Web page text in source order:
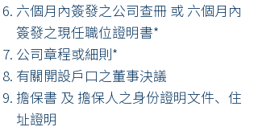
六個月內簽發之公司查冊 或 六個月內
簽發之現任職位證明書*
公司章程或細則*
有關開設戶口之董事決議
擔保書 及 擔保人之身份證明文件、住
址證明